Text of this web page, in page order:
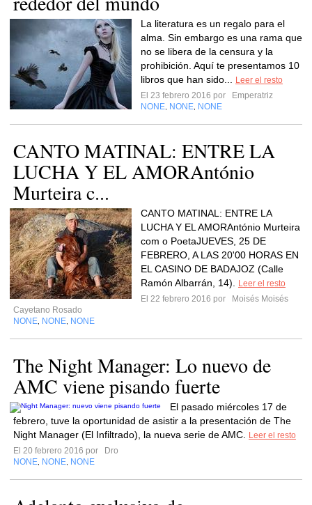
La literatura es un regalo para el
alma. Sin embargo es una rama que
no se libera de la censura y la
prohibición. Aquí te presentamos 10
libros que han sido...
Leer el resto
El 23 febrero 2016 por
Emperatriz
NONE NONE NONE
CANTO MATINAL: ENTRE LA
LUCHA Y EL AMORAntónio
Murteira c...
CANTO MATINAL: ENTRE LA
LUCHA Y EL AMORAntónio Murteira
com o PoetaJUEVES, 25 DE
FEBRERO, A LAS 20'00 HORAS EN
EL CASINO DE BADAJOZ (Calle
Ramón Albarrán, 14).
Leer el resto
El 22 febrero 2016 por
Moisés Moisés
Cayetano Rosado
NONE NONE NONE
The Night Manager: Lo nuevo de
AMC viene pisando fuerte
El pasado miércoles 17 de
febrero, tuve la oportunidad de asistir a la presentación de The
Night Manager (El Infiltrado), la nueva serie de AMC.
Leer el resto
El 20 febrero 2016 por
Dro
NONE NONE NONE